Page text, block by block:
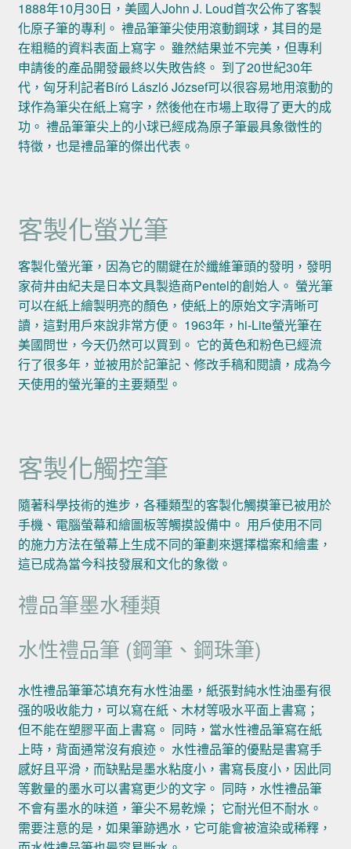
1888年10月30日，美國人John J. Loud首次公佈了客製
化原子筆的專利。 禮品筆筆尖使用滾動鋼球，其目的是
在粗糙的資料表面上寫字。 雖然結果並不完美，但專利
申請後的產品開發最終以失敗告終。 到了20世紀30年
代，匈牙利記者Bíró László József可以很容易地用滾動的
球作為筆尖在紙上寫字，然後他在市場上取得了更大的成
功。 禮品筆筆尖上的小球已經成為原子筆最具象徵性的
特徵，也是禮品筆的傑出代表。
客製化螢光筆
客製化螢光筆，因為它的關鍵在於纖維筆頭的發明，發明
家荷井由紀夫是日本文具製造商Pentel的創始人。 螢光筆
可以在紙上繪製明亮的顏色，使紙上的原始文字清晰可
讀，這對用戶來說非常方便。 1963年，hi-Lite螢光筆在
美國問世，今天仍然可以買到。 它的黃色和粉色已經流
行了很多年，並被用於記筆記、修改手稿和閱讀，成為今
天使用的螢光筆的主要類型。
客製化觸控筆
隨著科學技術的進步，各種類型的客製化觸摸筆已被用於
手機、電腦螢幕和繪圖板等觸摸設備中。 用戶使用不同
的施力方法在螢幕上生成不同的筆劃來選擇檔案和繪畫，
這已成為當今科技發展和文化的象徵。
禮品筆墨水種類
水性禮品筆 (鋼筆、鋼珠筆)
水性禮品筆筆芯填充有水性油墨，紙張對純水性油墨有很
强的吸收能力，可以寫在紙、木材等吸水平面上書寫；
但不能在塑膠平面上書寫。 同時，當水性禮品筆寫在紙
上時，背面通常沒有痕迹。 水性禮品筆的優點是書寫手
感好且平滑，而缺點是墨水粘度小，書寫長度小，因此同
等數量的墨水可以書寫更少的文字。 同時，水性禮品筆
不會有墨水的味道，筆尖不易乾燥； 它耐光但不耐水。
需要注意的是，如果筆跡遇水，它可能會被渲染或稀釋，